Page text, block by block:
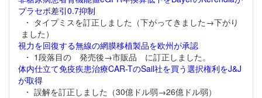
プラセボ差引0.7抑制
・ タイプミスを訂正しました（下がってきました→下がり
ました）
視力を回復する無線の網膜移植製品を欧州が承認
・ 1段落目の 発売後→市販品 に訂正しました。
体内仕立て免疫疾患治療CAR-TのSail社を買う選択権利をJ&J
が取得
・ 誤解を訂正しました（30億ドル弱→26億ドル弱）